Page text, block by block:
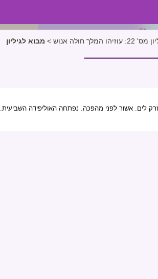
עוזיהו המלך חולה אנוש > מבוא לגיליון
לים. אשור לפני מהפכה. נפתחה האוליפידה השביעית.